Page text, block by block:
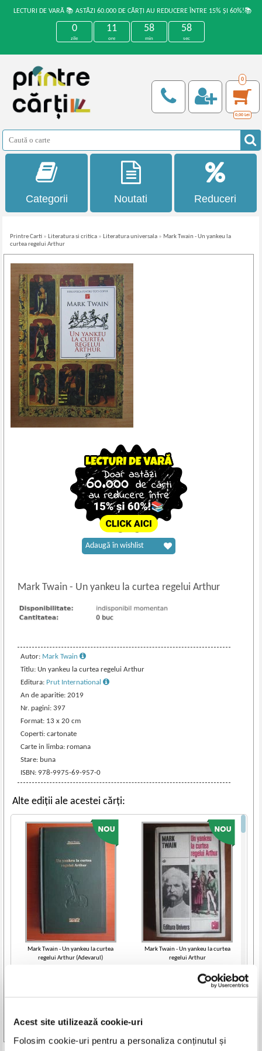
Acest site utilizează cookie-uri
Folosim cookie-uri pentru a personaliza conținutul și
LECTURI DE VARĂ 📚 ASTĂZI 60.000 DE CĂRȚI AU REDUCERE ÎNTRE 15% ȘI 60%!📚
0
zile
11
ore
58
min
58
sec
0
0,00 Lei
Categorii Noutati Reduceri
Printre Carti » Literatura si critica » Literatura universala » Mark Twain - Un yankeu la
curtea regelui Arthur
Mark Twain- Un yankeu la curtea regelui Arthur
Autor: Mark Twain
Titlu: Un yankeu la curtea regelui Arthur
Editura: Prut International
An de aparitie: 2019
Nr. pagini: 397
Format: 13 x 20 cm
Coperti: cartonate
Carte in limba: romana
Stare: buna
ISBN: 978-9975-69-957-0
Adaugă în wishlist
Alte ediții ale acestei cărți:
Mark Twain - Un yankeu la curtea
regelui Arthur (Adevarul)
Mark Twain - Un yankeu la curtea
regelui Arthur
10,00Lei
-50%